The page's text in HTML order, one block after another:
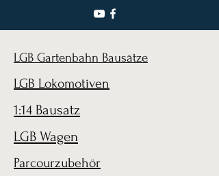
LGB Gartenbahn Bausätze
LGB Lokomotiven
1:14 Bausatz
LGB Wagen
Parcourzubehör